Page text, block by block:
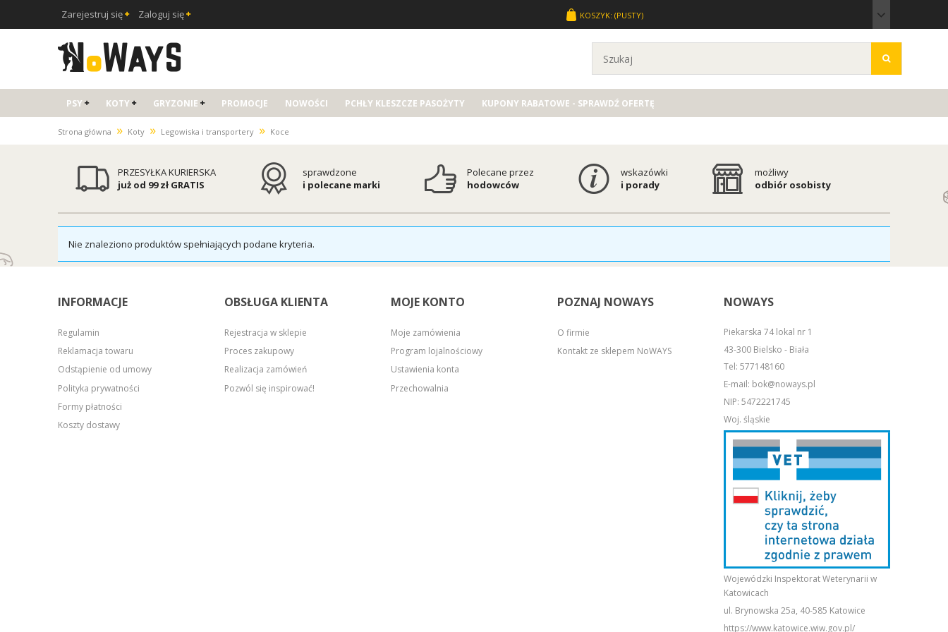
Zarejestruj się Zaloguj się KOSZYK: (PUSTY)
PSY KOTY GRYZONIE PROMOCJE NOWOŚCI PCHŁY KLESZCZE PASOŻYTY KUPONY RABATOWE - SPRAWDŹ OFERTĘ
Strona główna » Koty » Legowiska i transportery » Koce
PRZESYŁKA KURIERSKA
już od 99 zł GRATIS
sprawdzone
i polecane marki
Polecane przez
hodowców
wskazówki
i porady
możliwy
odbiór osobisty
Nie znaleziono produktów spełniających podane kryteria.
INFORMACJE
Regulamin
Reklamacja towaru
Odstąpienie od umowy
Polityka prywatności
Formy płatności
Koszty dostawy
OBSŁUGA KLIENTA
Rejestracja w sklepie
Proces zakupowy
Realizacja zamówień
Pozwól się inspirować!
MOJE KONTO
Moje zamówienia
Program lojalnościowy
Ustawienia konta
Przechowalnia
POZNAJ NOWAYS
O firmie
Kontakt ze sklepem NoWAYS
NOWAYS
Piekarska 74 lokal nr 1
43-300 Bielsko - Biała
Tel: 577148160
E-mail: bok@noways.pl
NIP: 5472221745
Woj. śląskie
Wojewódzki Inspektorat Weterynarii w
Katowicach
ul. Brynowska 25a, 40-585 Katowice
https://www.katowice.wiw.gov.pl/